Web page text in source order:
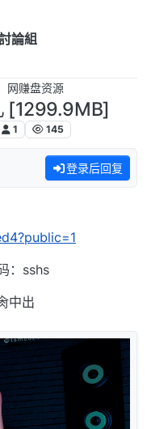
論組
网赚盘资源
[1299.9MB]
1 145
登录后回复
：sshs
中出